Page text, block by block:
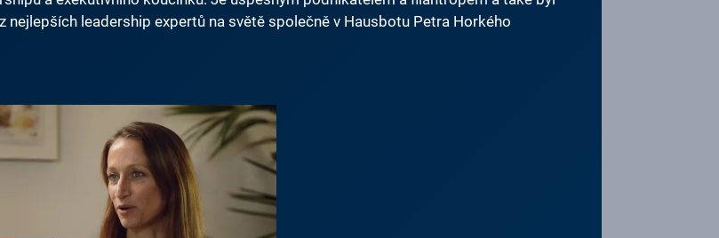
leadership expertů na světě společně v Hausbotu Petra Horkého